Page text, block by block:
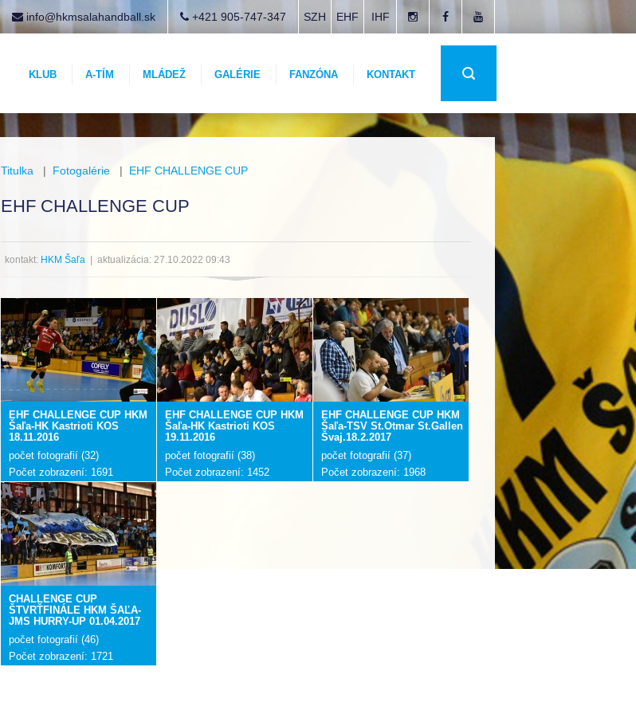
SZH EHF IHF
info@hkmsalahandball.sk +421 905-747-347
KLUB A-TÍM MLÁDEŽ GALÉRIE FANZÓNA KONTAKT
Titulka | Fotogalérie | EHF CHALLENGE CUP
EHF CHALLENGE CUP
kontakt: HKM Šaľa | aktualizácia: 27.10.2022 09:43
EHF CHALLENGE CUP HKM
Šaľa-HK Kastrioti KOS
18.11.2016
počet fotografií (32)
Počet zobrazení: 1691
EHF CHALLENGE CUP HKM
Šaľa-HK Kastrioti KOS
19.11.2016
počet fotografií (38)
Počet zobrazení: 1452
EHF CHALLENGE CUP HKM
Šaľa-TSV St.Otmar St.Gallen
Švaj.18.2.2017
počet fotografií (37)
Počet zobrazení: 1968
CHALLENGE CUP
ŠTVRŤFINÁLE HKM ŠAĽA-
JMS HURRY-UP 01.04.2017
počet fotografií (46)
Počet zobrazení: 1721